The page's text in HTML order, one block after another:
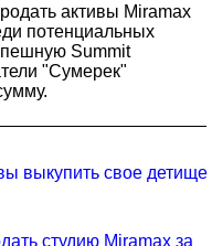
активы Miramax
потенциальных
Summit
"Сумерек"
выкупить свое детище
студию Miramax за